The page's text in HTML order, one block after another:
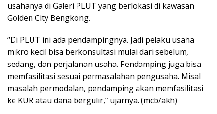
usahanya di Galeri PLUT yang berlokasi di kawasan
Golden City Bengkong.
“Di PLUT ini ada pendampingnya. Jadi pelaku usaha
mikro kecil bisa berkonsultasi mulai dari sebelum,
sedang, dan perjalanan usaha. Pendamping juga bisa
memfasilitasi sesuai permasalahan pengusaha. Misal
masalah permodalan, pendamping akan memfasilitasi
ke KUR atau dana bergulir,” ujarnya. (mcb/akh)